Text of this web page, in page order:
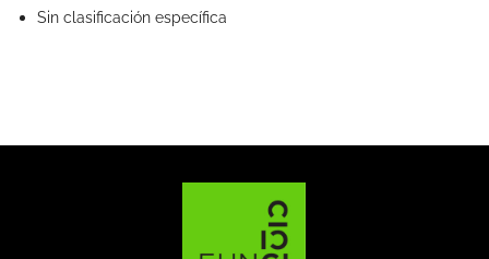
Sin clasificación específica